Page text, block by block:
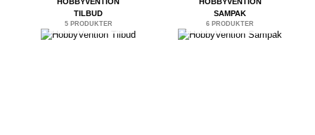
TILBUD
5 PRODUKTER
SAMPAK
6 PRODUKTER